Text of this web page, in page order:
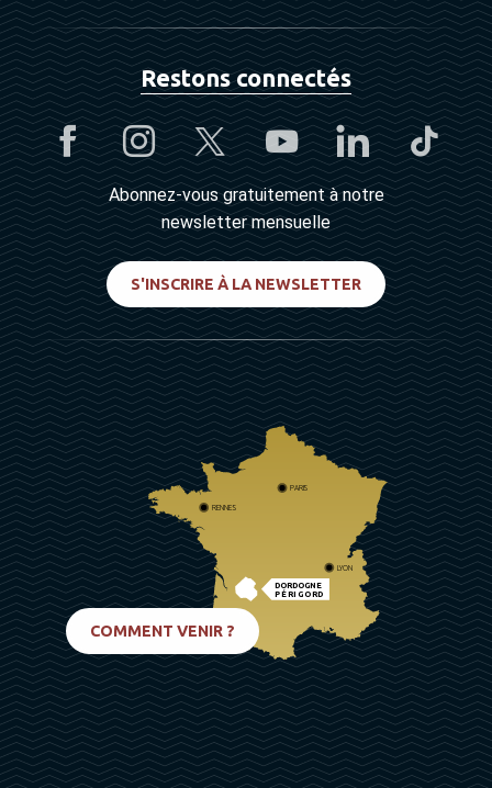
Restons connectés
Abonnez-vous gratuitement à notre
newsletter mensuelle
S'INSCRIRE À LA NEWSLETTER
DORDOGNE
PÉRIGORD
PARIS
RENNES
LYON
COMMENT VENIR ?